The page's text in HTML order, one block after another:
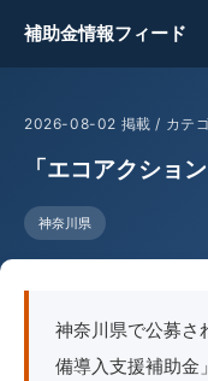
補助金情報フィード
2026-08-02 掲載 / カテ
「エコアクショ
神奈川県
神奈川県で公募さ
備導入支援補助金